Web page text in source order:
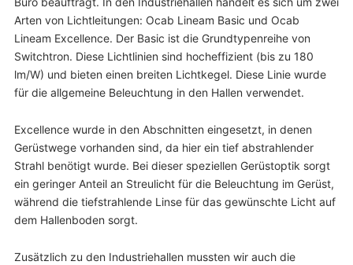
Arten von Lichtleitungen: Ocab Lineam Basic und Ocab
Lineam Excellence. Der Basic ist die Grundtypenreihe von
Switchtron. Diese Lichtlinien sind hocheffizient (bis zu 180
lm/W) und bieten einen breiten Lichtkegel. Diese Linie wurde
für die allgemeine Beleuchtung in den Hallen verwendet.
Excellence wurde in den Abschnitten eingesetzt, in denen
Gerüstwege vorhanden sind, da hier ein tief abstrahlender
Strahl benötigt wurde. Bei dieser speziellen Gerüstoptik sorgt
ein geringer Anteil an Streulicht für die Beleuchtung im Gerüst,
während die tiefstrahlende Linse für das gewünschte Licht auf
dem Hallenboden sorgt.
Zusätzlich zu den Industriehallen mussten wir auch die